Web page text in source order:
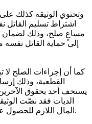
وتحتوي الوثيقة كذلك على
اشتراط تسليم
مساعٍ صلح، وذلك لضمان
إلى حماية القاتل نفسه
كما أن إجراءات الصلح لا
القطعية، وذلك
يستخف أحد بحقوق
الديات فقد نصّت
المال اللازم للحصول على العفو ومن ثم يستوفي المجتمع البقية.